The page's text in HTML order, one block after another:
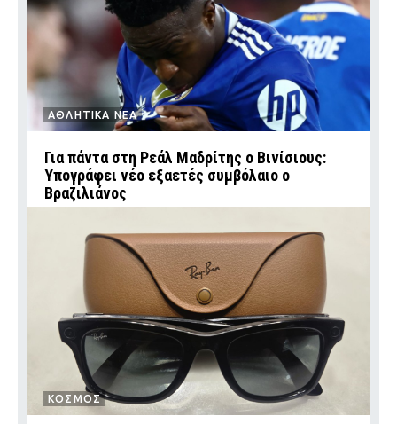
ΑΘΛΗΤΙΚΑ ΝΕΑ
Για πάντα στη Ρεάλ Μαδρίτης ο Βινίσιους:
Υπογράφει νέο εξαετές συμβόλαιο ο
Βραζιλιάνος
ΚΟΣΜΟΣ